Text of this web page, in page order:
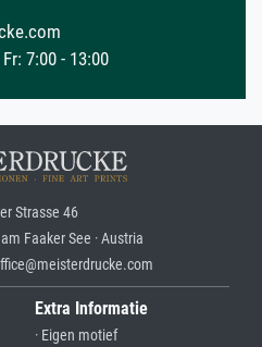
7:00 - 13:00
Strasse 46
Faaker See · Austria
Extra Informatie
· Eigen motief